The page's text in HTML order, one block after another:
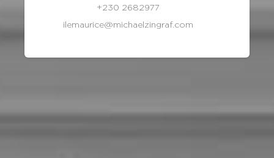
+230 2682977
ilemaurice@michaelzingraf.com